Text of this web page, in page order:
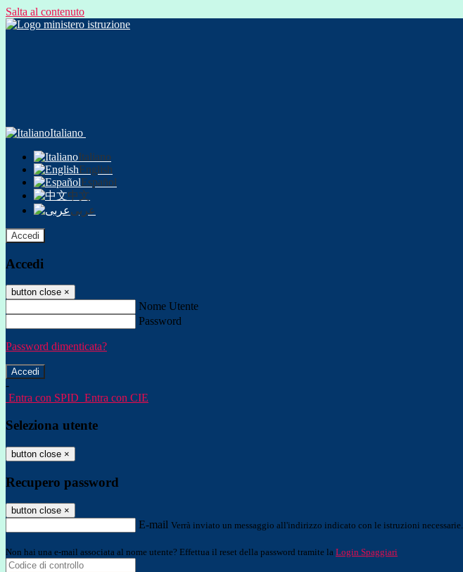
Salta al contenuto
Italiano
Italiano
English
Español
中文
عربى
Accedi
Accedi
button close ×
Nome Utente
Password
Password dimenticata?
-
Entra con SPID Entra con CIE
Seleziona utente
button close ×
Recupero password
button close ×
E-mail Verrà inviato un messaggio all'indirizzo indicato con le istruzioni necessarie.
Non hai una e-mail associata al nome utente? Effettua il reset della password tramite la Login Spaggiari